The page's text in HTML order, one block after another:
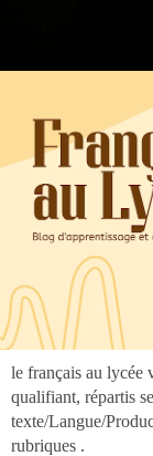
le français au lycée
qualifiant, répartis
texte/Langue/
rubriques .